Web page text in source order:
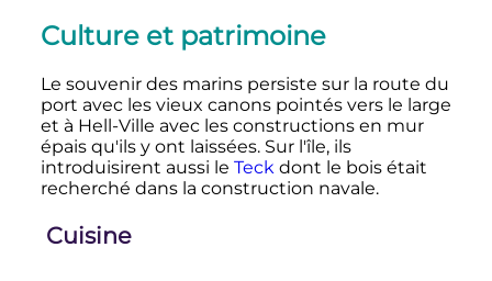
Culture et patrimoine
Le souvenir des marins persiste sur la route du
port avec les vieux canons pointés vers le large
et à Hell-Ville avec les constructions en mur
épais qu'ils y ont laissées. Sur l'île, ils
introduisirent aussi le Teckdont le bois était
recherché dans la construction navale.
Cuisine